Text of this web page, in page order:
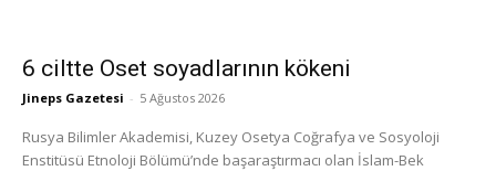
6 ciltte Oset soyadlarının kökeni
Jineps Gazetesi - 5 Ağustos 2026
Rusya Bilimler Akademisi, Kuzey Osetya Coğrafya ve Sosyoloji
Enstitüsü Etnoloji Bölümü’nde başaraştırmacı olan İslam-Bek